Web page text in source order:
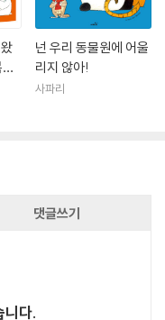
넌 우리 동물원에 어울
리지 않아!
사파리
댓글쓰기
니다.